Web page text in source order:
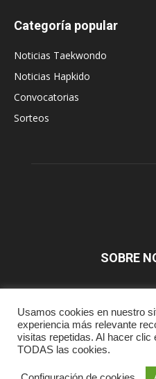
Categoría popular
Noticias Taekwondo
Noticias Hapkido
Convocatorias
Sorteos
SOBRE
Aviso
Usamos cookies en nuestro
experiencia más relevante
visitas repetidas. Al hacer clic
TODAS las cookies.